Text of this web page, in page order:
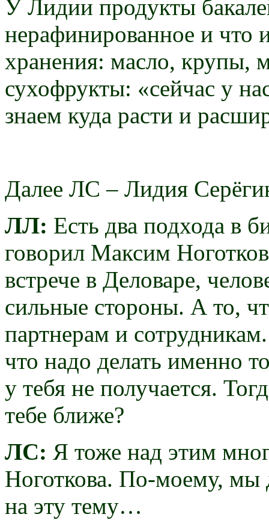
У Лидии продукты
нерафинированное и что
хранения: масло, крупы,
сухофрукты: «сейчас у
знаем куда расти и
Далее ЛС – Лидия
ЛЛ: Есть два подхода в
говорил Максим
встрече в Деловаре,
сильные стороны. А то,
партнерам и
что надо делать именно
у тебя не получается.
тебе ближе?
ЛС: Я тоже над этим
Ноготкова. По-моему, мы
на эту тему…